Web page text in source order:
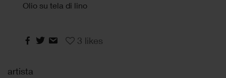
Olio su tela di lino
3 likes
artista